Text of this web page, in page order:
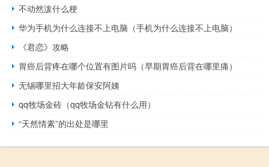
不动然泼什么梗
华为手机为什么连接不上电脑（手机为什么连接不上电脑）
《君恋》攻略
胃癌后背疼在哪个位置有图片吗（早期胃癌后背在哪里痛）
无锡哪里招大年龄保安阿姨
qq牧场金砖（qq牧场金钻有什么用）
“天然情素”的出处是哪里